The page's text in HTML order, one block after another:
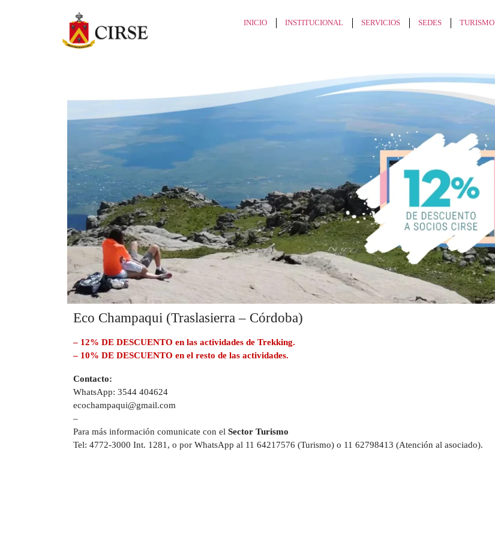
INICIO INSTITUCIONAL SERVICIOS SEDES TURISMO
Eco Champaqui (Traslasierra – Córdoba)
– 12% DE DESCUENTO en las actividades de Trekking.
– 10% DE DESCUENTO en el resto de las actividades.
Contacto:
WhatsApp: 3544 404624
ecochampaqui@gmail.com
–
Para más información comunicate con el Sector Turismo
Tel: 4772-3000 Int. 1281, o por WhatsApp al 11 64217576 (Turismo) o 11 62798413 (Atención al asociado).